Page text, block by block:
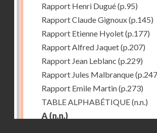
Rapport Henri Dugué(p.95)
Rapport Claude Gignoux(p.145)
Rapport Etienne Hyolet(p.177)
Rapport Alfred Jaquet(p.207)
Rapport Jean Leblanc (p.229)
Rapport Jules Malbranque
Rapport Emile Martin(p.273)
TABLE ALPHABÉTIQUE(n.n.)
A (n.n.)